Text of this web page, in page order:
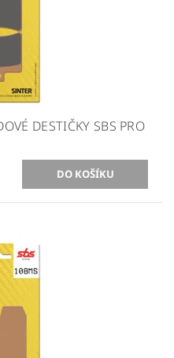
DESTIČKY SBS PRO